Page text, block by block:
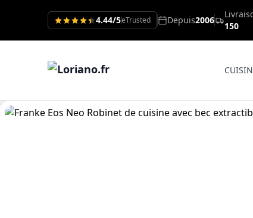
4.44/5eTrusted Depuis2006
150